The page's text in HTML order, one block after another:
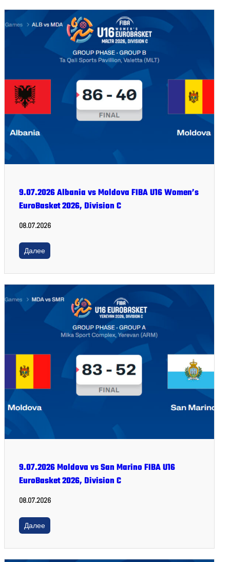
9.07.2026 Albania vs Moldova FIBA U16 Women’s
EuroBasket 2026, Division C
08.07.2026
Далее
9.07.2026 Moldova vs San Marino FIBA U16
EuroBasket 2026, Division C
08.07.2026
Далее